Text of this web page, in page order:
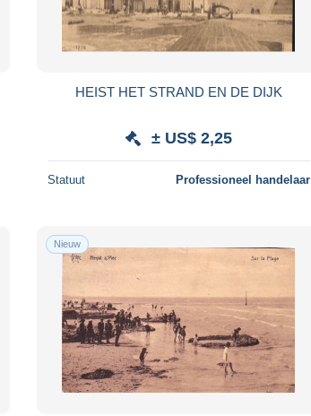
HEIST HET STRAND EN DE DIJK
± US$ 2,25
Statuut Professioneel handelaar
Nieuw